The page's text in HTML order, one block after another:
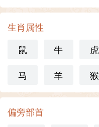
生肖属性
鼠
牛 虎
马
羊 猴
偏旁部首